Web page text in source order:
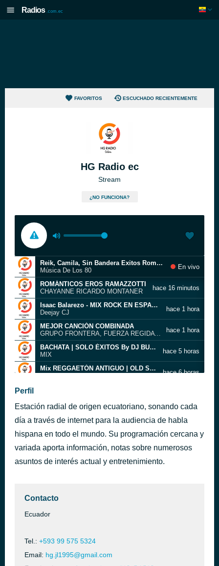
Radios .com.ec
FAVORITOS ESCUCHADO RECIENTEMENTE
HG Radio ec
Stream
¿NO FUNCIONA?
Reik, Camila, Sin Bandera Exitos Romanticos 2021
Música De Los 80
En vivo
ROMÁNTICOS EROS RAMAZZOTTI
CHAYANNE RICARDO MONTANER
hace 16 minutos
Isaac Balarezo - MIX ROCK EN ESPAÑOL ?? ( Mana, Soda Stereo, Enanitos Verdes, Hombres G, Los Mojarras )??
Deejay CJ
hace 1 hora
MEJOR CANCIÓN COMBINADA
GRUPO FRONTERA, FUERZA REGIDA , CARIN LEON, GRUPO FIRME TOP TENDENCIA 2023
hace 1 hora
BACHATA | SOLO ÉXITOS By DJ BUCLE
MIX
hace 5 horas
Mix REGGAETÓN ANTIGUO | OLD SCHOOL (Daddy Yankee, Don Omar, Tego Calderón, Plan B y más)
hace 6 horas
Salsa Power
Me Hace Daño Verte Mix De La Salsa Romántica
Sentir Vallenato
Mix Los Vallenatos Más Escuchados, Video Letras
hace 21 horas
CUMBIAS ECUATORIANAS | MIX TECHNOCUMBIAS 2021 (DELAYZER DJ)
Carlos Delayzer
Perfil
Estación radial de origen ecuatoriano, sonando cada
día a través de internet para la audiencia de habla
hispana en todo el mundo. Su programación cercana y
variada aporta información, notas sobre numerosos
asuntos de interés actual y entretenimiento.
Contacto
Ecuador
Tel.: +593 99 575 5324
Email: hg.jl1995@gmail.com